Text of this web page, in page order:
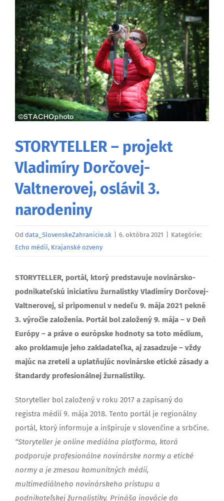
väčší
obrázok
STORYTELLER – projekt
Vladimíry Dorčovej-
Valtnerovej, oslávil 3.
narodeniny
Od data_SlovenskeZahranicie.sk 6. októbra 2021
Kategórie:
Echo médií, Krajanské ozveny
STORYTELLER, portál, ktorý predstavuje novinársko-
podnikateľskú iniciatívu žurnalistky Vladimíry Dorčovej-
Valtnerovej, si pripomenul v nedeľu 9. mája 2021 pekné
3. výročie založenia. Portál bol založený 9. mája – v Deň
Európy – a práve o európske hodnoty sa toto médium,
ako proklamuje jeho zakladateľka, aj zasadzuje – vždy
majúc na zreteli a uplatňujúc novinárske etické zásady a
štandardy profesionálnej žurnalistiky.
Storyteller bol založený v roku 2017 a zapísaný do
registra médií 9. mája 2018. Tento portál je regionálny
portál, ktorý informuje a inšpiruje v slovenčine a srbčine.
“Storyteller je online mediálna platforma, ktorá
podporuje profesionálne novinárske normy a etické
normy a je zmesou komunitných médií,
multimediálneho novinárskeho prístupu a
podnikateľskej žurnalistiky. Prináša inovácie do